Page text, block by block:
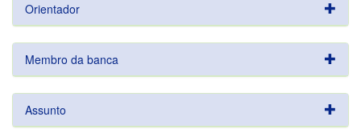
Orientador
Membro da banca
Assunto